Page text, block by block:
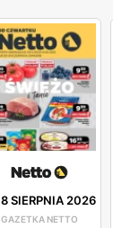
8 SIERPNIA 2026
GAZETKA NETTO